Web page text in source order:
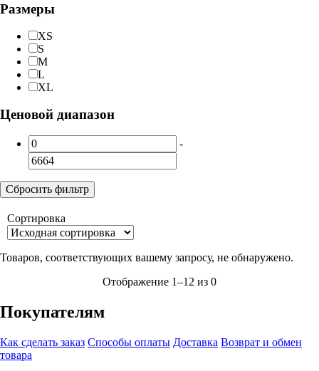
Размеры
XS
S
M
L
XL
Ценовой диапазон
-
Сбросить фильтр
Сортировка
Товаров, соответствующих вашему запросу, не обнаружено.
Отображение 1–12 из 0
Покупателям
Как сделать заказ Способы оплаты Доставка Возврат и обмен
товара